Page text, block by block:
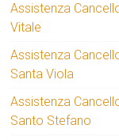
Assistenza
Vitale
Assistenza
Santa Viola
Assistenza
Santo Stefano